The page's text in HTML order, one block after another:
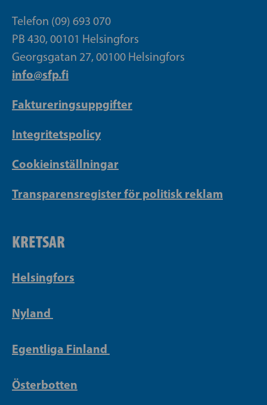
Telefon (09) 693 070
PB 430, 00101 Helsingfors
Georgsgatan 27, 00100 Helsingfors
info@sfp.fi
Faktureringsuppgifter
Integritetspolicy
Cookieinställningar
Transparensregister för politisk reklam
KRETSAR
Helsingfors
Nyland
Egentliga Finland
Österbotten